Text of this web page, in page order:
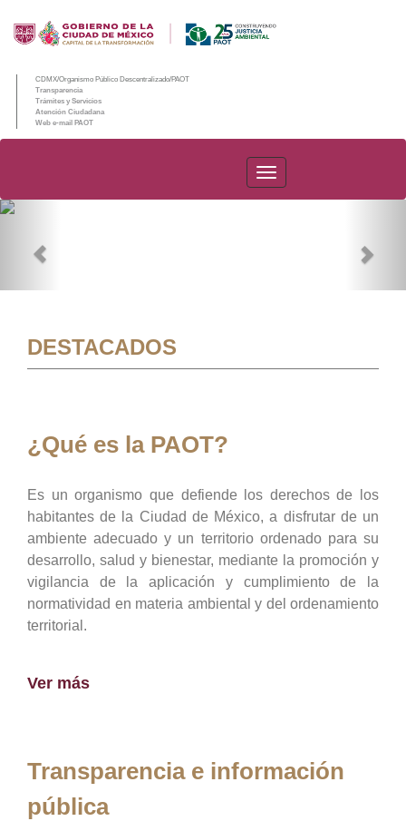
CDMX/Organismo Público Descentralizado/PAOT
Transparencia
Trámites y Servicios
Atención Ciudadana
Web e-mail PAOT
PAOT
DESTACADOS
¿Qué es la PAOT?
Es un organismo que defiende los derechos de los
habitantes de la Ciudad de México, a disfrutar de un
ambiente adecuado y un territorio ordenado para su
desarrollo, salud y bienestar, mediante la promoción y
vigilancia de la aplicación y cumplimiento de la
normatividad en materia ambiental y del ordenamiento
territorial.
Ver más
Transparencia e información
pública